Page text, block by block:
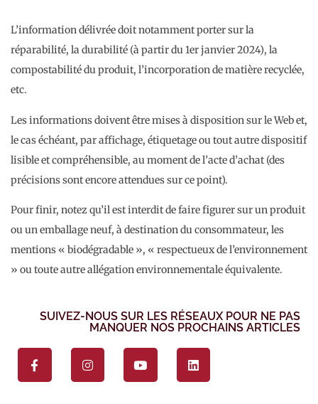
L’information délivrée doit notamment porter sur la
réparabilité, la durabilité (à partir du 1er janvier 2024), la
compostabilité du produit, l’incorporation de matière recyclée,
etc.
Les informations doivent être mises à disposition sur le Web et,
le cas échéant, par affichage, étiquetage ou tout autre dispositif
lisible et compréhensible, au moment de l’acte d’achat (des
précisions sont encore attendues sur ce point).
Pour finir, notez qu’il est interdit de faire figurer sur un produit
ou un emballage neuf, à destination du consommateur, les
mentions « biodégradable », « respectueux de l’environnement
» ou toute autre allégation environnementale équivalente.
SUIVEZ-NOUS SUR LES RÉSEAUX POUR NE PAS
MANQUER NOS PROCHAINS ARTICLES